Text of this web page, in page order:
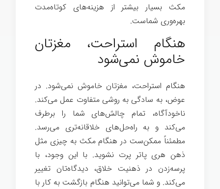
مکث بسیار بیشتر از هزینه‌های کوتاه‌مدت
بهره‌وری شماست.
هنگام استراحت، مغزتان
خاموش نمی‌شود
هنگام استراحت، مغزتان خاموش نمی‌شود. در
عوض، به سادگی به روشی متفاوت عمل می‌کند.
ناخودآگاه، تمام چالش‌های شما را برطرف
می‌کند و به راه‌حل‌های خلاقانه‌تری می‌رسد.
مطمئناً ممکن‌ست در هنگام مکث به چیزی مثل
ذهن هری پاتر پرت نشوید. با این وجود، با
پرسه‌زدن در ذهنیت خلاق، دیدگاه‌تان تغییر
می‌کند. و شما می‌توانید هنگام بازگشت به کار با